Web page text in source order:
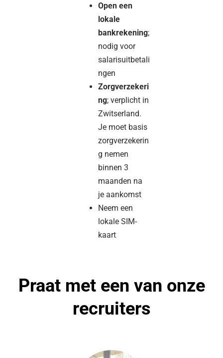
Open een
lokale
bankrekening;
nodig voor
salarisuitbetali
ngen
Zorgverzekeri
ng; verplicht in
Zwitserland.
Je moet basis
zorgverzekerin
g nemen
binnen 3
maanden na
je aankomst
Neem een
lokale SIM-
kaart
Praat met een van onze
recruiters